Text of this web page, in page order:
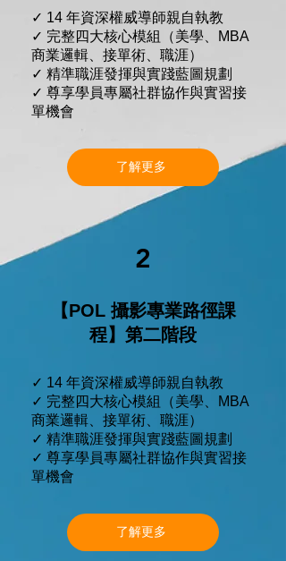
✓ 14 年資深權威導師親自執教
✓ 完整四大核心模組（美學、MBA
商業邏輯、接單術、職涯）
✓ 精準職涯發揮與實踐藍圖規劃
✓ 尊享學員專屬社群協作與實習接
單機會
了解更多
2
【POL 攝影專業路徑課
程】第二階段
✓ 14 年資深權威導師親自執教
✓ 完整四大核心模組（美學、MBA
商業邏輯、接單術、職涯）
✓ 精準職涯發揮與實踐藍圖規劃
✓ 尊享學員專屬社群協作與實習接
單機會
了解更多